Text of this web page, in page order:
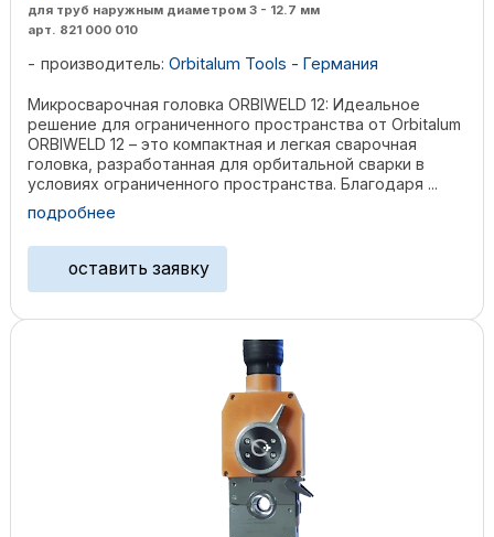
для труб наружным диаметром 3 - 12.7 мм
арт. 821 000 010
производитель: Orbitalum Tools - Германия
Микросварочная головка ORBIWELD 12: Идеальное
решение для ограниченного пространства от Orbitalum
ORBIWELD 12 – это компактная и легкая сварочная
головка, разработанная для орбитальной сварки в
условиях ограниченного пространства. Благодаря ...
подробнее
оставить заявку